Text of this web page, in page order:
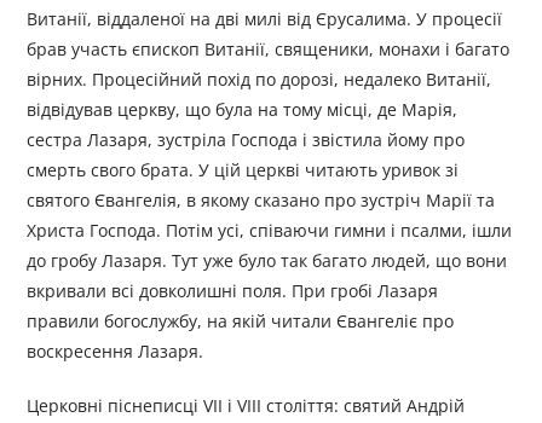
Витанії, віддаленої на дві милі від Єрусалима. У процесії
брав участь єпископ Витанії, священики, монахи і багато
вірних. Процесійний похід по дорозі, недалеко Витанії,
відвідував церкву, що була на тому місці, де Марія,
сестра Лазаря, зустріла Господа і звістила йому про
смерть свого брата. У цій церкві читають уривок зі
святого Євангелія, в якому сказано про зустріч Марії та
Христа Господа. Потім усі, співаючи гимни і псалми, ішли
до гробу Лазаря. Тут уже було так багато людей, що вони
вкривали всі довколишні поля. При гробі Лазаря
правили богослужбу, на якій читали Євангеліє про
воскресення Лазаря.
Церковні піснеписці VII і VIII століття: святий Андрій